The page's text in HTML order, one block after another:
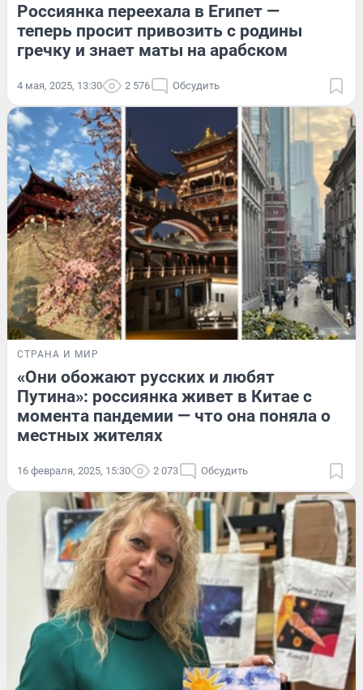
Россиянка переехала в Египет —
теперь просит привозить с родины
гречку и знает маты на арабском
4 мая, 2025, 13:30 2 576 Обсудить
СТРАНА И МИР
«Они обожают русских и любят
Путина»: россиянка живет в Китае с
момента пандемии — что она поняла о
местных жителях
16 февраля, 2025, 15:30 2 073 Обсудить